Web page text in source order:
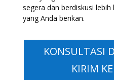
segera dan berdiskusi
yang Anda berikan.
KONSULTASI
KIRIM